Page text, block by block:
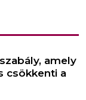
amely
csökkenti a